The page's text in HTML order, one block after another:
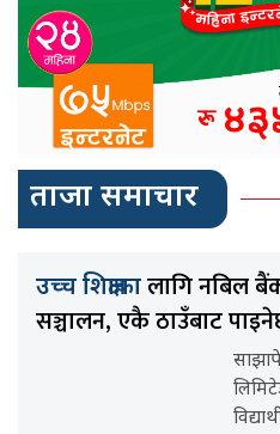
ताजा समाचार
उच्च शिक्षाकालागि नबिल
सञ्चालन, एकै ठाउँबाट